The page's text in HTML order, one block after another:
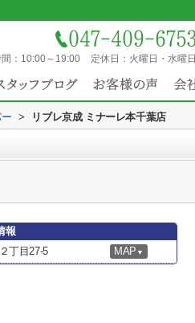
： 10:00～19:00 定休日： 火曜日・水曜日
> リブレ京成 ミナーレ本千葉店
報
丁目27-5 MAP ▼